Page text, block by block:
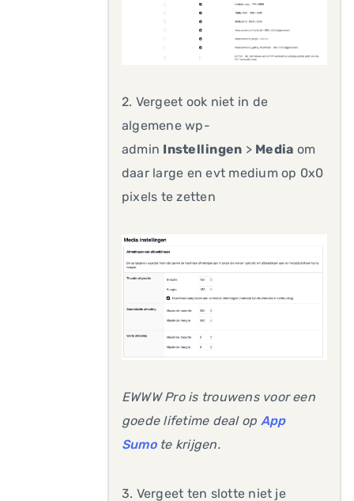
2. Vergeet ook niet in de
algemene wp-
admin Instellingen > Media om
daar large en evt medium op 0x0
pixels te zetten
EWWW Pro is trouwens voor een
goede lifetime deal op App
Sumo te krijgen.
3. Vergeet ten slotte niet je